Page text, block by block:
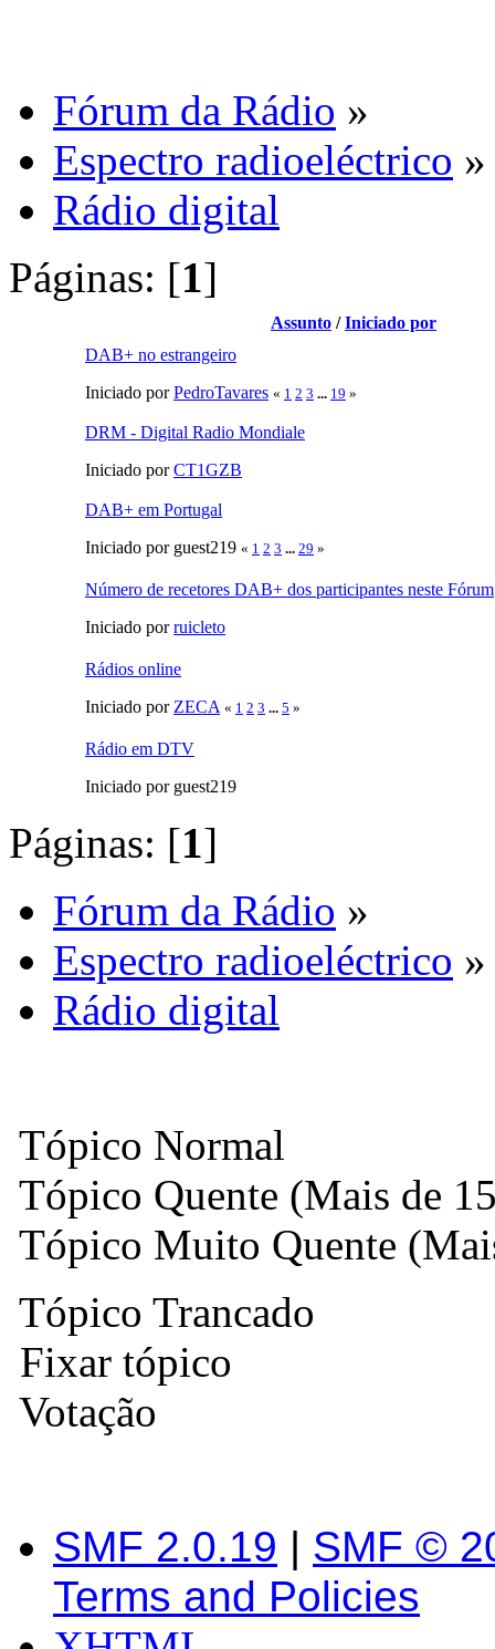
Fórum da Rádio »
Espectro radioeléctrico »
Rádio digital
Páginas: [1]
Assunto /Iniciado por
DAB+ no estrangeiro
Iniciado porPedroTavares « 1 2 3 ... 19 »
DRM - Digital Radio Mondiale
Iniciado porCT1GZB
DAB+ em Portugal
Iniciado por guest219 « 1 2 3 ... 29 »
Número de recetores DAB+ dos participantes neste Fórum
Iniciado porruicleto
Rádios online
Iniciado por ZECA « 1 2 3 ... 5 »
Rádio em DTV
Iniciado por guest219
Páginas: [1]
Fórum da Rádio »
Espectro radioeléctrico »
Rádio digital
Tópico Normal
Tópico Quente (Mais de
Tópico Muito Quente
Tópico Trancado
Fixar tópico
Votação
SMF 2.0.19 | SMF ©
Terms and Policies